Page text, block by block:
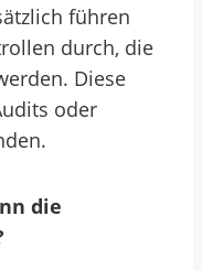
führen
durch, die
Diese
oder
die